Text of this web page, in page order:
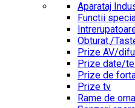
Aparataj
Functii
Obturat./
Prize AV/
Prize date/
Prize de
Prize tv
Rame de